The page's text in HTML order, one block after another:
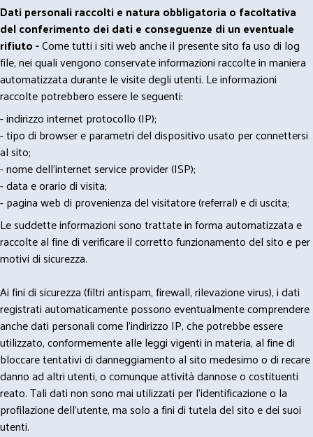
Dati personali raccolti e natura obbligatoria o facoltativa
del conferimento dei dati e conseguenze di un eventuale
rifiuto -Come tutti i siti web anche il presente sito fa uso di log
file, nei quali vengono conservate informazioni raccolte in maniera
automatizzata durante le visite degli utenti. Le informazioni
raccolte potrebbero essere le seguenti:
- indirizzo internet protocollo (IP);
- tipo di browser e parametri del dispositivo usato per connettersi
al sito;
- nome dell'internet service provider (ISP);
- data e orario di visita;
- pagina web di provenienza del visitatore (referral) e di uscita;
Le suddette informazioni sono trattate in forma automatizzata e
raccolte al fine di verificare il corretto funzionamento del sito e per
motivi di sicurezza.
Ai fini di sicurezza (filtri antispam, firewall, rilevazione virus), i dati
registrati automaticamente possono eventualmente comprendere
anche dati personali come l'indirizzo IP, che potrebbe essere
utilizzato, conformemente alle leggi vigenti in materia, al fine di
bloccare tentativi di danneggiamento al sito medesimo o di recare
danno ad altri utenti, o comunque attività dannose o costituenti
reato. Tali dati non sono mai utilizzati per l'identificazione o la
profilazione dell'utente, ma solo a fini di tutela del sito e dei suoi
utenti.